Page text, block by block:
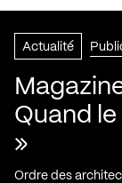
Actualité
Quand
»
Ordre des